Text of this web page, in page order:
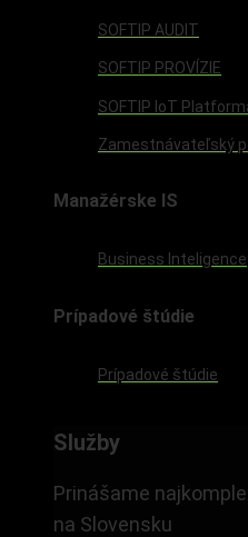
SOFTIP AUDIT
SOFTIP PROVÍZIE
SOFTIP IoT
Zamestnávateľský
Manažérske IS
Business Inteligence
Prípadové štúdie
Prípadové štúdie
Služby
Prinášame
na Slovensku